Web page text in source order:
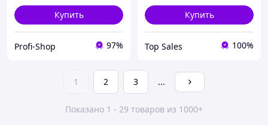
Купить
Profi-Shop 97%
Купить
Top Sales 100%
1 2 3 ...
Показано 1 - 29 товаров из 1000+